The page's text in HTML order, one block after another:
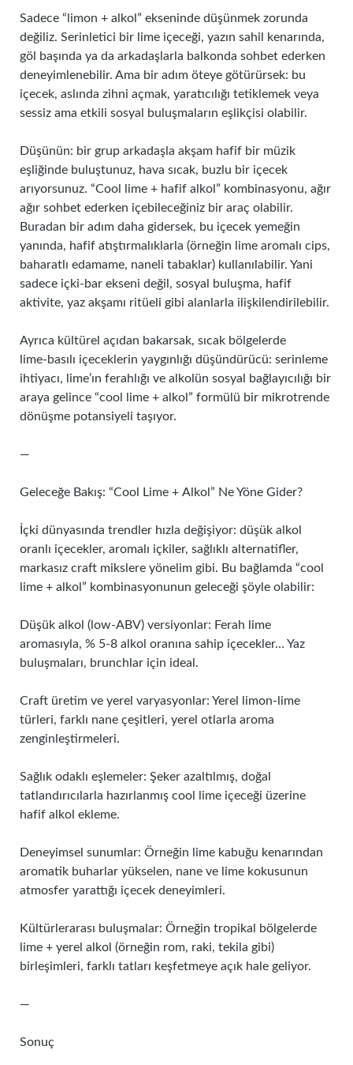
Sadece “limon + alkol” ekseninde düşünmek zorunda
değiliz. Serinletici bir lime içeceği, yazın sahil kenarında,
göl başında ya da arkadaşlarla balkonda sohbet ederken
deneyimlenebilir. Ama bir adım öteye götürürsek: bu
içecek, aslında zihni açmak, yaratıcılığı tetiklemek veya
sessiz ama etkili sosyal buluşmaların eşlikçisi olabilir.
Düşünün: bir grup arkadaşla akşam hafif bir müzik
eşliğinde buluştunuz, hava sıcak, buzlu bir içecek
arıyorsunuz. “Cool lime + hafif alkol” kombinasyonu, ağır
ağır sohbet ederken içebileceğiniz bir araç olabilir.
Buradan bir adım daha gidersek, bu içecek yemeğin
yanında, hafif atıştırmalıklarla (örneğin lime aromalı cips,
baharatlı edamame, naneli tabaklar) kullanılabilir. Yani
sadece içki‑bar ekseni değil, sosyal buluşma, hafif
aktivite, yaz akşamı ritüeli gibi alanlarla ilişkilendirilebilir.
Ayrıca kültürel açıdan bakarsak, sıcak bölgelerde
lime‑basılı içeceklerin yaygınlığı düşündürücü: serinleme
ihtiyacı, lime’ın ferahlığı ve alkolün sosyal bağlayıcılığı bir
araya gelince “cool lime + alkol” formülü bir mikrotrende
dönüşme potansiyeli taşıyor.
—
Geleceğe Bakış: “Cool Lime + Alkol” Ne Yöne Gider?
İçki dünyasında trendler hızla değişiyor: düşük alkol
oranlı içecekler, aromalı içkiler, sağlıklı alternatifler,
markasız craft mikslere yönelim gibi. Bu bağlamda “cool
lime + alkol” kombinasyonunun geleceği şöyle olabilir:
Düşük alkol (low‐ABV) versiyonlar: Ferah lime
aromasıyla, % 5‑8 alkol oranına sahip içecekler… Yaz
buluşmaları, brunchlar için ideal.
Craft üretim ve yerel varyasyonlar: Yerel limon‑lime
türleri, farklı nane çeşitleri, yerel otlarla aroma
zenginleştirmeleri.
Sağlık odaklı eşlemeler: Şeker azaltılmış, doğal
tatlandırıcılarla hazırlanmış cool lime içeceği üzerine
hafif alkol ekleme.
Deneyimsel sunumlar: Örneğin lime kabuğu kenarından
aromatik buharlar yükselen, nane ve lime kokusunun
atmosfer yarattığı içecek deneyimleri.
Kültürlerarası buluşmalar: Örneğin tropikal bölgelerde
lime + yerel alkol (örneğin rom, raki, tekila gibi)
birleşimleri, farklı tatları keşfetmeye açık hale geliyor.
—
Sonuç